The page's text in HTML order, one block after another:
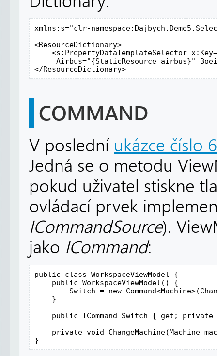
xmlns:s="clr-
<ResourceDictionary>
<s:PropertyDataTemplateSelector
Airbus="{StaticResource airbus}"
</ResourceDictionary>
COMMAND
V poslední ukázce číslo 6
Jedná se o metodu
pokud uživatel stiskne
ovládací prvek
ICommandSource).
jako ICommand:
public class WorkspaceViewModel {
    public WorkspaceViewModel() {
Switch = new
    }
public ICommand Switch { get; private
private void ChangeMachine(Machine
}